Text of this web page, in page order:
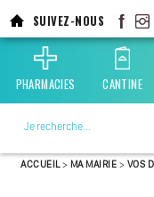
SUIVEZ-NOUS
PHARMACIES CANTINE
ACCUEIL> MA MAIRIE > VOS